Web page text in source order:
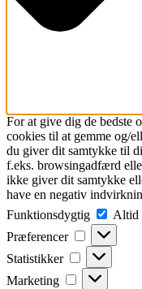
For at give dig de bedste
cookies til at gemme og/
du giver dit samtykke til
f.eks. browsingadfærd
ikke giver dit samtykke
have en negativ
Funktionsdygtig
Altid
Præferencer
Statistikker Statistikker
Marketing Marketing